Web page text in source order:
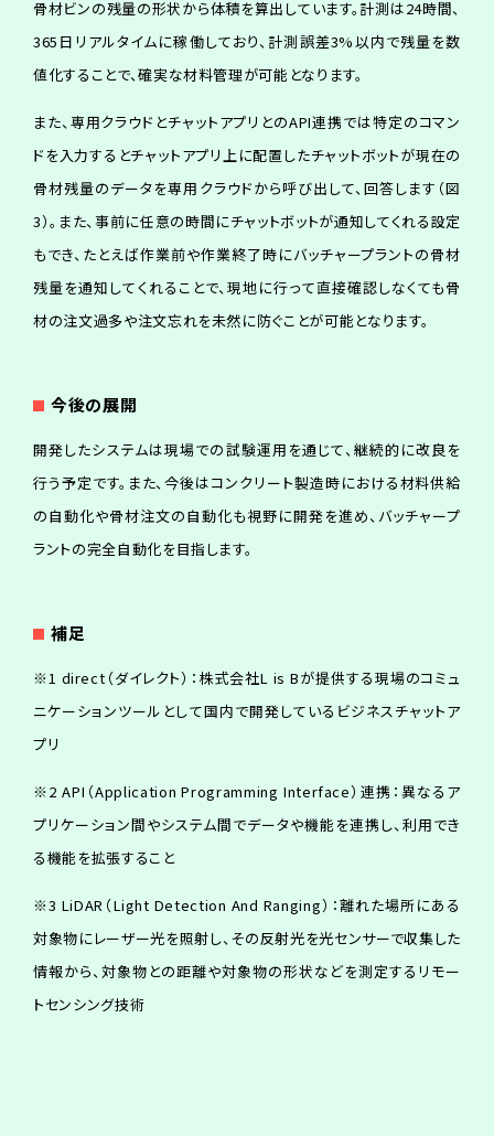
骨材ビンの残量の形状から体積を算出しています。計測は24時間、
365日リアルタイムに稼働しており、計測誤差3%以内で残量を数
値化することで、確実な材料管理が可能となります。
また、専用クラウドとチャットアプリとのAPI連携では特定のコマン
ドを入力するとチャットアプリ上に配置したチャットボットが現在の
骨材残量のデータを専用クラウドから呼び出して、回答します（図
3）。また、事前に任意の時間にチャットボットが通知してくれる設定
もでき、たとえば作業前や作業終了時にバッチャープラントの骨材
残量を通知してくれることで、現地に行って直接確認しなくても骨
材の注文過多や注文忘れを未然に防ぐことが可能となります。
今後の展開
開発したシステムは現場での試験運用を通じて、継続的に改良を
行う予定です。また、今後はコンクリート製造時における材料供給
の自動化や骨材注文の自動化も視野に開発を進め、バッチャープ
ラントの完全自動化を目指します。
補足
※1 direct（ダイレクト）：株式会社L is Bが提供する現場のコミュ
ニケーションツールとして国内で開発しているビジネスチャットア
プリ
※2 API（Application Programming Interface）連携：異なるア
プリケーション間やシステム間でデータや機能を連携し、利用でき
る機能を拡張すること
※3 LiDAR（Light Detection And Ranging）：離れた場所にある
対象物にレーザー光を照射し、その反射光を光センサーで収集した
情報から、対象物との距離や対象物の形状などを測定するリモー
トセンシング技術